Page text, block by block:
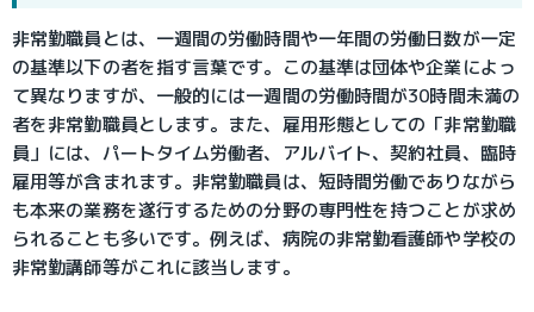
非常勤職員とは、一週間の労働時間や一年間の労働日数が一定
の基準以下の者を指す言葉です。この基準は団体や企業によっ
て異なりますが、一般的には一週間の労働時間が30時間未満の
者を非常勤職員とします。また、雇用形態としての「非常勤職
員」には、パートタイム労働者、アルバイト、契約社員、臨時
雇用等が含まれます。非常勤職員は、短時間労働でありながら
も本来の業務を遂行するための分野の専門性を持つことが求め
られることも多いです。例えば、病院の非常勤看護師や学校の
非常勤講師等がこれに該当します。